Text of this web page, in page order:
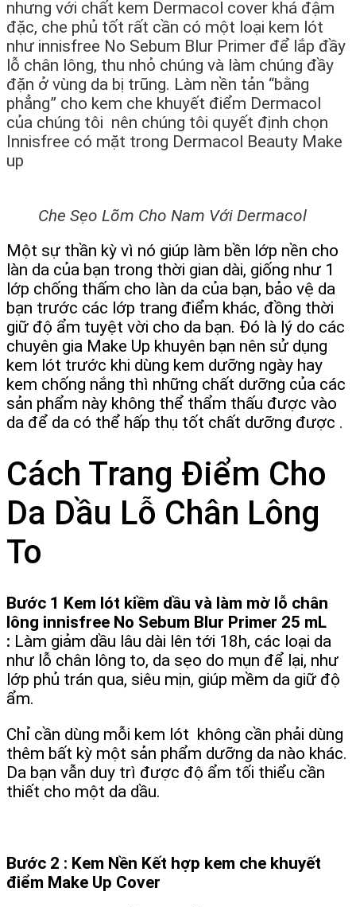
nhưng với chất kem Dermacol cover khá đậm
đặc, che phủ tốt rất cần có một loại kem lót
như innisfree No Sebum Blur Primer để lắp đầy
lỗ chân lông, thu nhỏ chúng và làm chúng đầy
đặn ở vùng da bị trũng. Làm nền tản “bằng
phẳng” cho kem che khuyết điểm Dermacol
của chúng tôi nên chúng tôi quyết định chọn
Innisfree có mặt trong Dermacol Beauty Make
up
Che Sẹo Lõm Cho Nam Với Dermacol
Một sự thần kỳ vì nó giúp làm bền lớp nền cho
làn da của bạn trong thời gian dài, giống như 1
lớp chống thấm cho làn da của bạn, bảo vệ da
bạn trước các lớp trang điểm khác, đồng thời
giữ độ ẩm tuyệt vời cho da bạn. Đó là lý do các
chuyên gia Make Up khuyên bạn nên sử dụng
kem lót trước khi dùng kem dưỡng ngày hay
kem chống nắng thì những chất dưỡng của các
sản phẩm này không thể thẩm thấu được vào
da để da có thể hấp thụ tốt chất dưỡng được .
Cách Trang Điểm Cho
Da Dầu Lỗ Chân Lông
To
Bước 1 Kem lót kiềm dầu và làm mờ lỗ chân
lông innisfree No Sebum Blur Primer 25 mL
: Làm giảm dầu lâu dài lên tới 18h, các loại da
như lỗ chân lông to, da sẹo do mụn để lại, như
lớp phủ trán qua, siêu mịn, giúp mềm da giữ độ
ẩm.
Chỉ cần dùng mỗi kem lót không cần phải dùng
thêm bất kỳ một sản phẩm dưỡng da nào khác.
Da bạn vẫn duy trì được độ ẩm tối thiểu cần
thiết cho một da dầu.
Bước 2 : Kem Nền Kết hợp kem che khuyết
điểm Make Up Cover